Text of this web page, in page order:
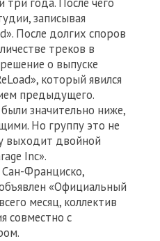
записывая
После долгих споров
треков в
о выпуске
который явился
предыдущего.
значительно ниже,
Но группу это не
выходит двойной
Inc».
Франциско,
«Официальный
месяц, коллектив
совместно с